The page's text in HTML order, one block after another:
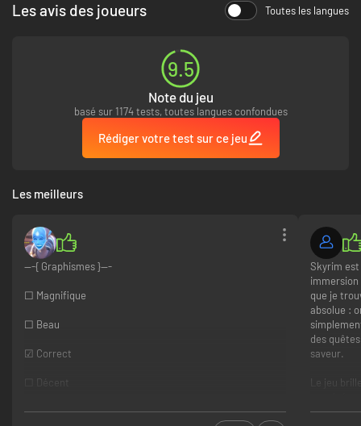
Les avis des joueurs Toutes les langues
9.5
Note du jeu
basé sur 1174 tests, toutes langues confondues
Rédiger votre test sur ce jeu
Les meilleurs
---{ Graphismes }---
☐ Magnifique
☐ Beau
☑ Correct
☐ Décent
☐ Mauvais
Skyrim
que je
absolue :
des
saveur.
Le jeu
nordique.